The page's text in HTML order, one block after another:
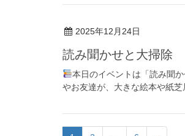
2025年12月24日
読み聞かせと大掃除
本日のイベントは「読み聞
やお友達が、大きな絵本や紙